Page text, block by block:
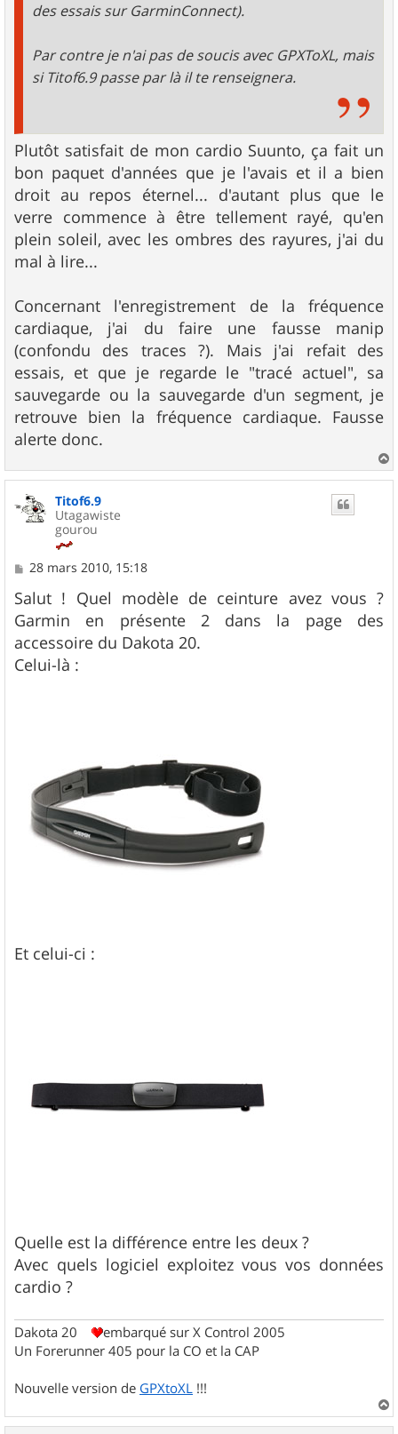
des essais sur GarminConnect).
Par contre je n'ai pas de soucis avec GPXToXL, mais
si Titof6.9 passe par là il te renseignera.
Plutôt satisfait de mon cardio Suunto, ça fait un
bon paquet d'années que je l'avais et il a bien
droit au repos éternel... d'autant plus que le
verre commence à être tellement rayé, qu'en
plein soleil, avec les ombres des rayures, j'ai du
mal à lire...
Concernant l'enregistrement de la fréquence
cardiaque, j'ai du faire une fausse manip
(confondu des traces ?). Mais j'ai refait des
essais, et que je regarde le "tracé actuel", sa
sauvegarde ou la sauvegarde d'un segment, je
retrouve bien la fréquence cardiaque. Fausse
alerte donc.
a
Titof6.9
Utagawiste
gourou
M
s
s
a
g
e
28 mars 2010, 15:18
Salut ! Quel modèle de ceinture avez vous ?
Garmin en présente 2 dans la page des
accessoire du Dakota 20.
Celui-là :
Et celui-ci :
Quelle est la différence entre les deux ?
Avec quels logiciel exploitez vous vos données
cardio ?
Dakota 20
embarqué sur X Control 2005
Un Forerunner 405 pour la CO et la CAP
Nouvelle version de GPXtoXL !!!
a